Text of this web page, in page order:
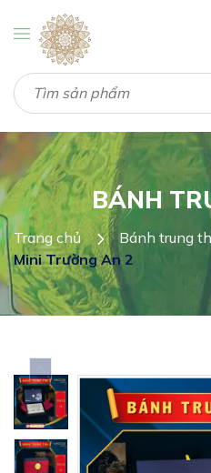
BÁNH
Trang chủ Bánh trung
Mini Trường An 2